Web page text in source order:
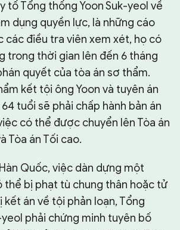
tố Tổng thống Yoon Suk-yeol về
dụng quyền lực, là những cáo
các điều tra viên xem xét, họ có
trong thời gian lên đến 6 tháng
quyết của tòa án sơ thẩm.
kết tội ông Yoon và tuyên án
tuổi sẽ phải chấp hành bản án
có thể được chuyển lên Tòa án
Tòa án Tối cao.
Quốc, việc dàn dựng một
thể bị phạt tù chung thân hoặc tử
kết án về tội phản loạn, Tổng
phải chứng minh tuyên bố